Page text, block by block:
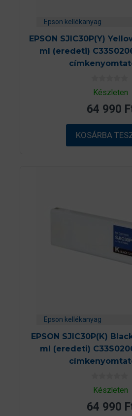
Epson kellékanyag
EPSON SJIC30P(Y)
ml (eredeti)
0
a
5
b
ő
l
Készleten
64 990
KOSÁRBA
Epson kellékanyag
EPSON SJIC30P(K)
ml (eredeti)
0
a
5
Készleten
64 990